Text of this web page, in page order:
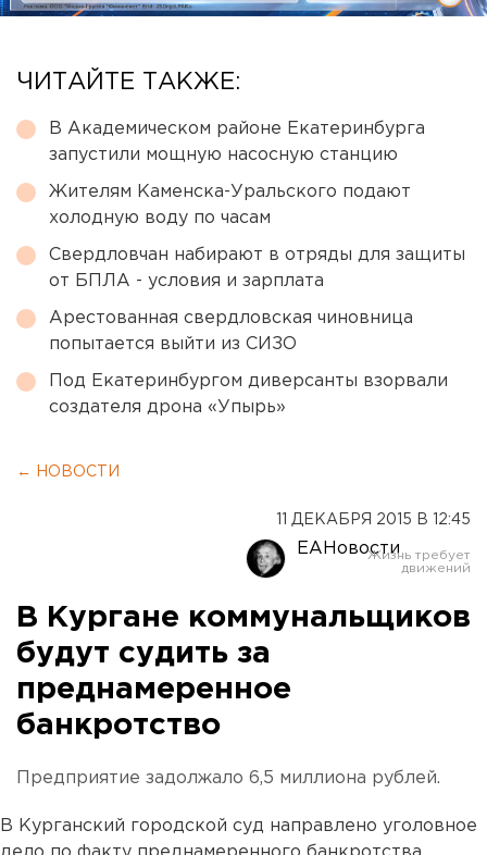
ЧИТАЙТЕ ТАКЖЕ:
В Академическом районе Екатеринбурга
запустили мощную насосную станцию
Жителям Каменска-Уральского подают
холодную воду по часам
Свердловчан набирают в отряды для защиты
от БПЛА - условия и зарплата
Арестованная свердловская чиновница
попытается выйти из СИЗО
Под Екатеринбургом диверсанты взорвали
создателя дрона «Упырь»
← НОВОСТИ
11 ДЕКАБРЯ 2015 В 12:45
ЕАНовости
В Кургане коммунальщиков
будут судить за
преднамеренное
банкротство
Предприятие задолжало 6,5 миллиона рублей.
В Курганский городской суд направлено уголовное